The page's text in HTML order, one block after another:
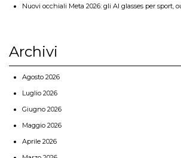
Nuovi occhiali Meta 2026: gli AI glasses per sport,
Archivi
Agosto 2026
Luglio 2026
Giugno 2026
Maggio 2026
Aprile 2026